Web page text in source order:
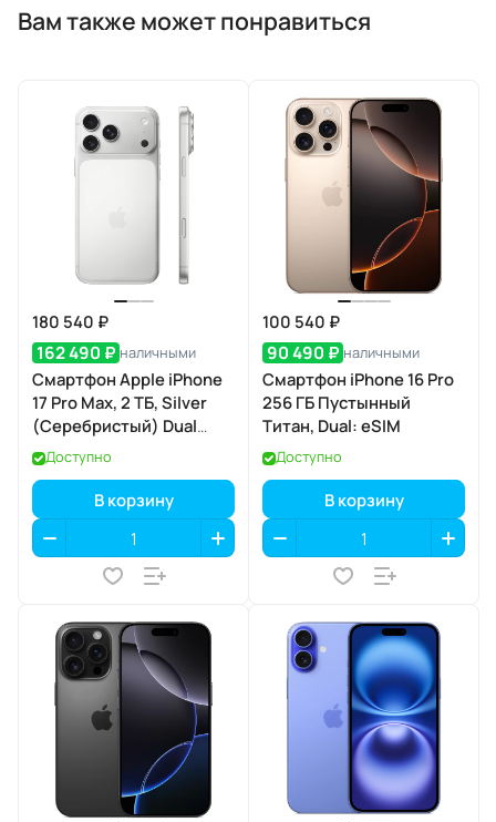
Вам также может понравиться
180 540 ₽
162 490 ₽ наличными
Смартфон Apple iPhone
17 Pro Max, 2 ТБ, Silver
(Серебристый) Dual
eSIM
Доступно
В корзину
100 540 ₽
90 490 ₽ наличными
Смартфон iPhone 16 Pro
256 ГБ Пустынный
Титан, Dual: eSIM
Доступно
В корзину